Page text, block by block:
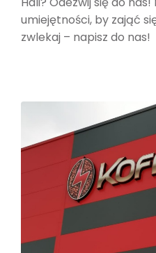
umiejętności, by zająć
zwlekaj – napisz do nas!